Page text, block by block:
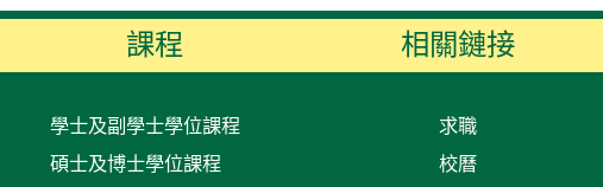
課程
學士及副學士學位課程
碩士及博士學位課程
相關鏈接
求職
校曆